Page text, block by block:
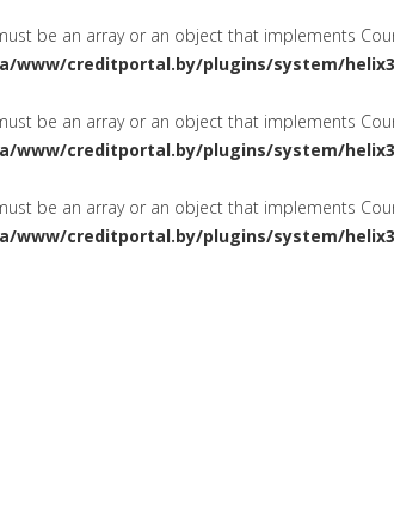
be an array or an object that implements
creditportal.by/plugins/system/
be an array or an object that implements
creditportal.by/plugins/system/
be an array or an object that implements
creditportal.by/plugins/system/